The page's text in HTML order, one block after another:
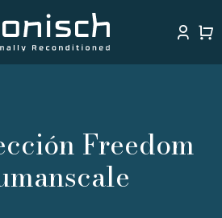
Freedom